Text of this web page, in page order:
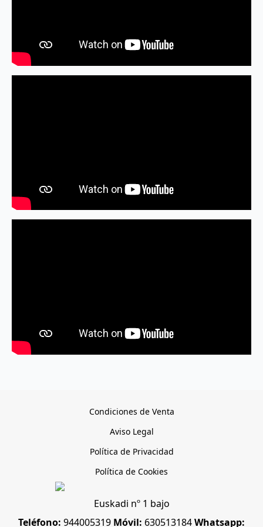
Condiciones de Venta
Aviso Legal
Política de Privacidad
Política de Cookies
Euskadi nº 1 bajo
Teléfono: 944005319 Móvil: 630513184Whatsapp: